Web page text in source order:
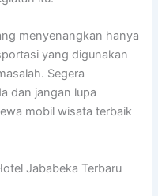
menyenangkan hanya
yang digunakan
Segera
dan jangan lupa
mobil wisata terbaik
Jababeka Terbaru